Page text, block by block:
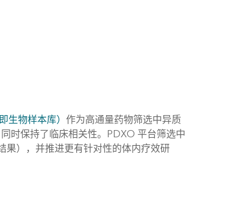
生物样本库）作为高通量药物筛选中异质
时保持了临床相关性。PDXO 平台筛选中
果），并推进更有针对性的体内疗效研